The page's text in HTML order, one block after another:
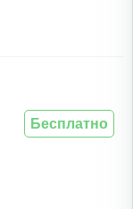
Бесплатно